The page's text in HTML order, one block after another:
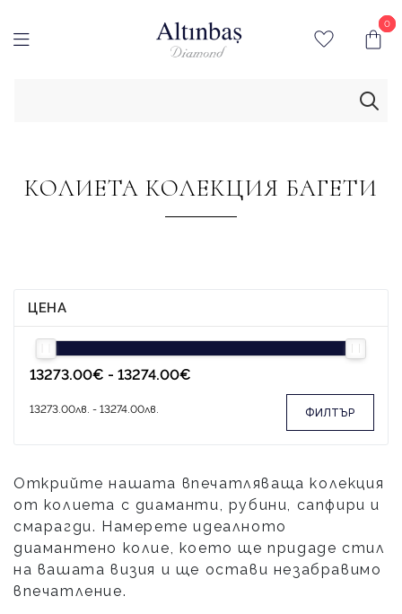
0
0
КОЛИЕТА КОЛЕКЦИЯ БАГЕТИ
ЦЕНА
ФИЛТЪР
Открийте нашата впечатляваща колекция
от колиета с диаманти, рубини, сапфири и
смарагди. Намерете идеалното
диамантено колие, което ще придаде стил
на вашата визия и ще остави незабравимо
впечатление.